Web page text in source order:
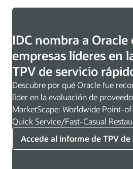
IDC nombra a Oracle
empresas líderes en
TPV de servicio
Descubre por qué Oracle fue
líder en la evaluación de
MarketScape: Worldwide Point-
Quick Service/Fast-Casual
Accede al informe de TPV